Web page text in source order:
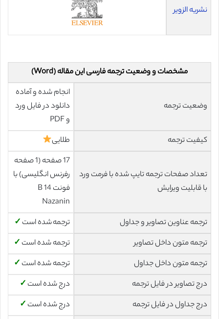
نشریه الزویر
مشخصات و وضعیت ترجمه فارسی این مقاله (Word)
وضعیت ترجمه
انجام شده و آماده
دانلود در فایل ورد
و PDF
کیفیت ترجمه
طلایی
تعداد صفحات ترجمه تایپ شده با فرمت ورد
با قابلیت ویرایش
17 صفحه (1 صفحه
رفرنس انگلیسی) با
فونت 14 B
Nazanin
ترجمه عناوین تصاویر و جداول
ترجمه شده است ✓
ترجمه متون داخل تصاویر
ترجمه شده است ✓
ترجمه متون داخل جداول
ترجمه شده است ✓
درج تصاویر در فایل ترجمه
درج شده است ✓
درج جداول در فایل ترجمه
درج شده است ✓